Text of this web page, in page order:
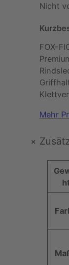
Nicht
FOX-
Mehr
+
A
t
ri
u
e